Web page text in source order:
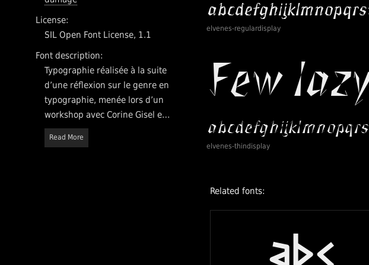
License:
SIL Open Font License, 1.1
Font description:
Typographie réalisée à la suite
d’une réflexion sur le genre en
typographie, menée lors d’un
workshop avec Corine Gisel et
Nina Paim.
Read More
elvenes-regulardisplay
elvenes-thindisplay
Related fonts:
abc